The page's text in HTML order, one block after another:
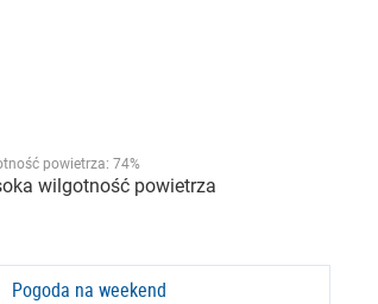
powietrza: 74%
wilgotność powietrza
Pogoda na weekend